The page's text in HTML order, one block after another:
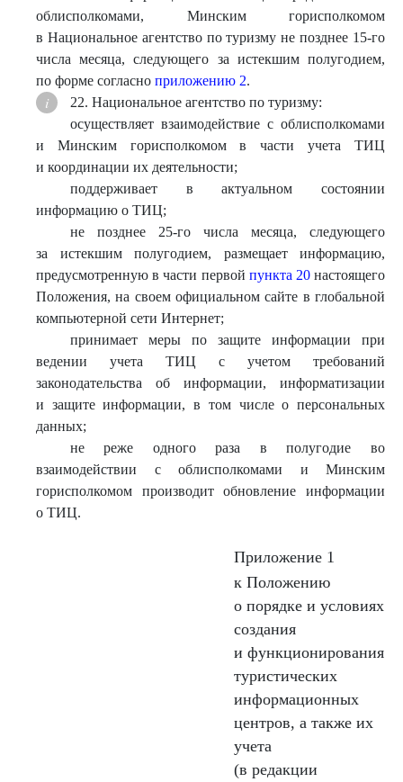
облисполкомами, Минским горисполкомом
в Национальное агентство по туризму не позднее 15-го
числа месяца, следующего за истекшим полугодием,
по форме согласно приложению 2.
22. Национальное агентство по туризму:
осуществляет взаимодействие с облисполкомами
и Минским горисполкомом в части учета ТИЦ
и координации их деятельности;
поддерживает в актуальном состоянии
информацию о ТИЦ;
не позднее 25-го числа месяца, следующего
за истекшим полугодием, размещает информацию,
предусмотренную в части первой пункта 20настоящего
Положения, на своем официальном сайте в глобальной
компьютерной сети Интернет;
принимает меры по защите информации при
ведении учета ТИЦ с учетом требований
законодательства об информации, информатизации
и защите информации, в том числе о персональных
данных;
не реже одного раза в полугодие во
взаимодействии с облисполкомами и Минским
горисполкомом производит обновление информации
о ТИЦ.
Приложение 1
к Положению
о порядке и условиях
создания
и функционирования
туристических
информационных
центров, а также их
учета
(в редакции